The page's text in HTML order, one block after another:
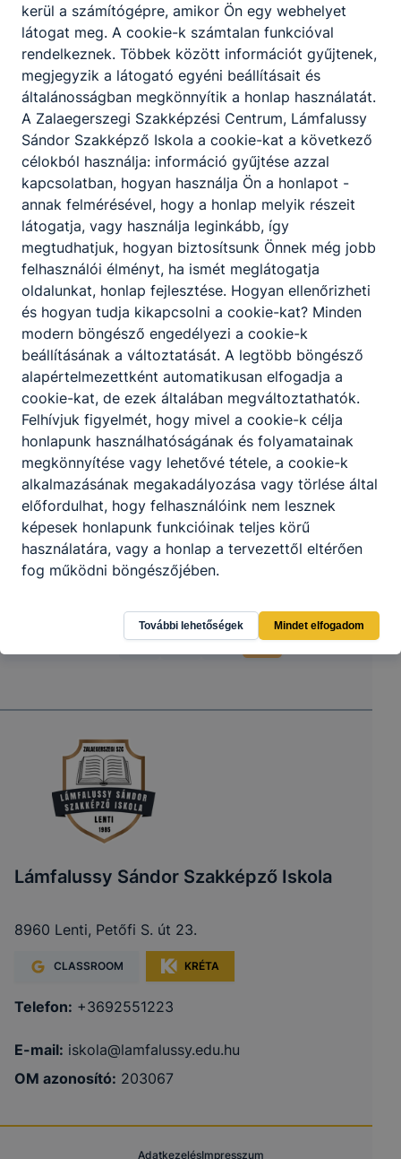
Részletek, jelentkezés
Jelentkezési határidő
2025. augusztus 15.
Munkaviszony jellege
Teljes munkaidő
Munkavégzés helye
ZSZC Lámfalussy Sándor Szakképző Iskola
Partnereink
Lámfalussy Sándor Szakképző Iskola
8960 Lenti, Petőfi S. út 23.
CLASSROOM KRÉTA
Telefon: +3692551223
E-mail: iskola@lamfalussy.edu.hu
OM azonosító: 203067
AdatkezelésImpresszum
kerül a számítógépre, amikor Ön egy webhelyet
látogat meg. A cookie-k számtalan funkcióval
rendelkeznek. Többek között információt gyűjtenek,
megjegyzik a látogató egyéni beállításait és
általánosságban megkönnyítik a honlap használatát.
A Zalaegerszegi Szakképzési Centrum, Lámfalussy
Sándor Szakképző Iskola a cookie-kat a következő
célokból használja: információ gyűjtése azzal
kapcsolatban, hogyan használja Ön a honlapot -
annak felmérésével, hogy a honlap melyik részeit
látogatja, vagy használja leginkább, így
megtudhatjuk, hogyan biztosítsunk Önnek még jobb
felhasználói élményt, ha ismét meglátogatja
oldalunkat, honlap fejlesztése. Hogyan ellenőrizheti
és hogyan tudja kikapcsolni a cookie-kat? Minden
modern böngésző engedélyezi a cookie-k
beállításának a változtatását. A legtöbb böngésző
alapértelmezettként automatikusan elfogadja a
cookie-kat, de ezek általában megváltoztathatók.
Felhívjuk figyelmét, hogy mivel a cookie-k célja
honlapunk használhatóságának és folyamatainak
megkönnyítése vagy lehetővé tétele, a cookie-k
alkalmazásának megakadályozása vagy törlése által
előfordulhat, hogy felhasználóink nem lesznek
képesek honlapunk funkcióinak teljes körű
használatára, vagy a honlap a tervezettől eltérően
fog működni böngészőjében.
További lehetőségek Mindet elfogadom